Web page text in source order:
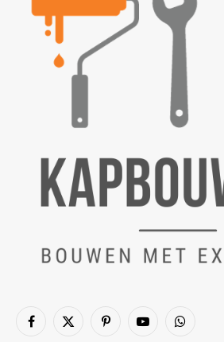
Facebook
X
PinterestYouTubeWhatsApp